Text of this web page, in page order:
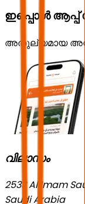
ഇപ്പൊൾ
അതുല്യമായ
വിലാസം
2533 Al Imam
Saudi Arabia